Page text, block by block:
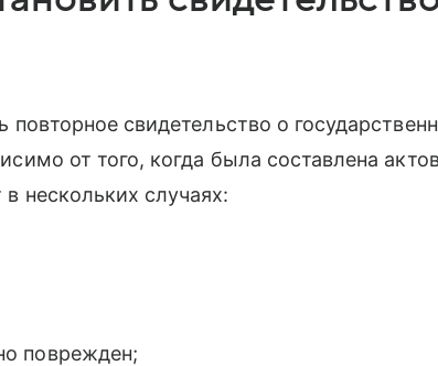
повторное свидетельство о
от того, когда была составлена
нескольких случаях:
поврежден;